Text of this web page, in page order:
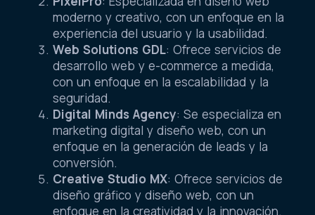
moderno y creativo, con un enfoque en la
experiencia del usuario y la usabilidad.
Web Solutions GDL: Ofrece servicios de
desarrollo web y e-commerce a medida,
con un enfoque en la escalabilidad y la
seguridad.
Digital Minds Agency: Se especializa en
marketing digital y diseño web, con un
enfoque en la generación de leads y la
conversión.
Creative Studio MX: Ofrece servicios de
diseño gráfico y diseño web, con un
enfoque en la creatividad y la innovación.